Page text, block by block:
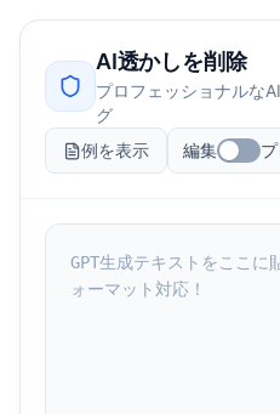
AI透かしを削除
プロフェッショナルな
グ
例を表示
編集